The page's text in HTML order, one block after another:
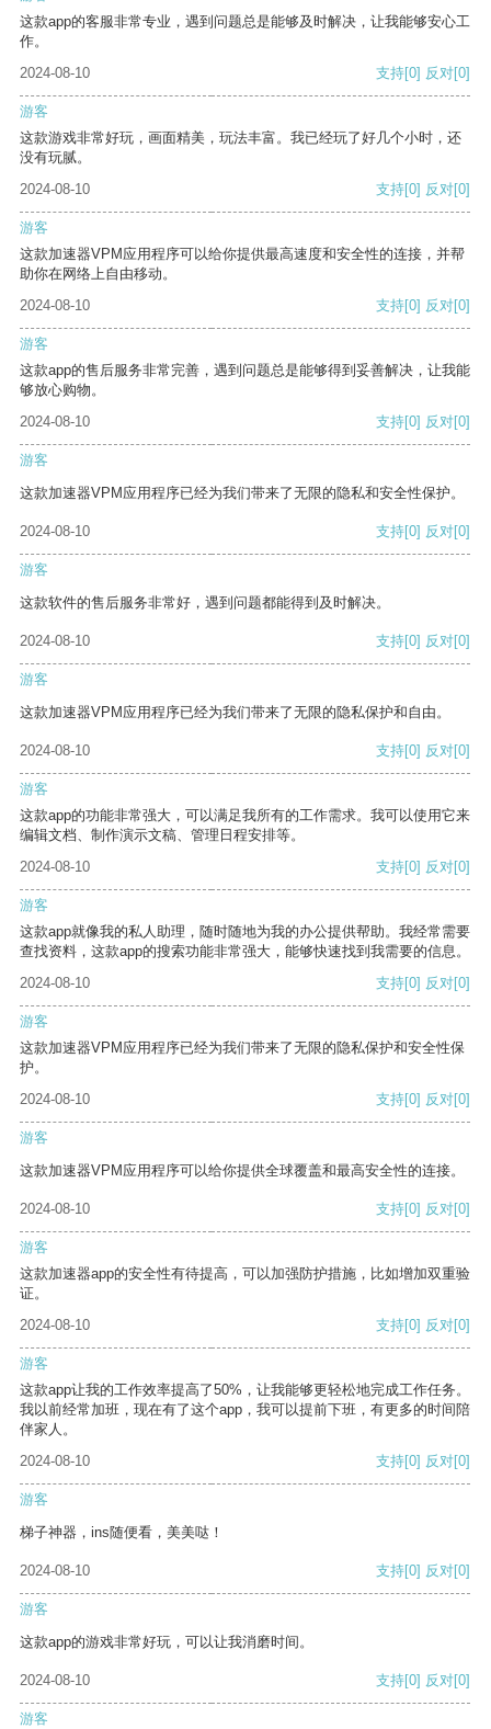
这款app的客服非常专业，遇到问题总是能够及时解决，让我能够安心工
作。
2024-08-10
支持[0] 反对[0]
游客
这款游戏非常好玩，画面精美，玩法丰富。我已经玩了好几个小时，还
没有玩腻。
2024-08-10
支持[0] 反对[0]
游客
这款加速器VPM应用程序可以给你提供最高速度和安全性的连接，并帮
助你在网络上自由移动。
2024-08-10
支持[0] 反对[0]
游客
这款app的售后服务非常完善，遇到问题总是能够得到妥善解决，让我能
够放心购物。
2024-08-10
支持[0] 反对[0]
游客
这款加速器VPM应用程序已经为我们带来了无限的隐私和安全性保护。
2024-08-10 支持[0] 反对[0]
游客
这款软件的售后服务非常好，遇到问题都能得到及时解决。
2024-08-10 支持[0] 反对[0]
游客
这款加速器VPM应用程序已经为我们带来了无限的隐私保护和自由。
2024-08-10 支持[0] 反对[0]
游客
这款app的功能非常强大，可以满足我所有的工作需求。我可以使用它来
编辑文档、制作演示文稿、管理日程安排等。
2024-08-10
支持[0] 反对[0]
游客
这款app就像我的私人助理，随时随地为我的办公提供帮助。我经常需要
查找资料，这款app的搜索功能非常强大，能够快速找到我需要的信息。
2024-08-10
支持[0] 反对[0]
游客
这款加速器VPM应用程序已经为我们带来了无限的隐私保护和安全性保
护。
2024-08-10
支持[0] 反对[0]
游客
这款加速器VPM应用程序可以给你提供全球覆盖和最高安全性的连接。
2024-08-10 支持[0] 反对[0]
游客
这款加速器app的安全性有待提高，可以加强防护措施，比如增加双重验
证。
2024-08-10
支持[0] 反对[0]
游客
这款app让我的工作效率提高了50%，让我能够更轻松地完成工作任务。
我以前经常加班，现在有了这个app，我可以提前下班，有更多的时间陪
伴家人。
2024-08-10
支持[0] 反对[0]
游客
梯子神器，ins随便看，美美哒！
2024-08-10 支持[0] 反对[0]
游客
这款app的游戏非常好玩，可以让我消磨时间。
2024-08-10 支持[0] 反对[0]
游客